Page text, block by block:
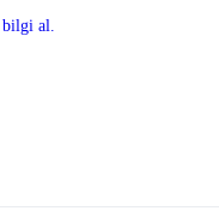
bilgi al.